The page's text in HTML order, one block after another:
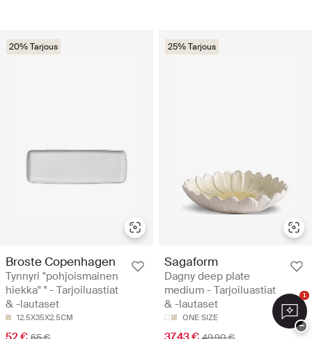
20% Tarjous
Broste Copenhagen
Tynnyri "pohjoismainen
hiekka" '' - Tarjoiluastiat
& -lautaset
12.5X35X2.5CM
25% Tarjous
Sagaform
Dagny deep plate
medium - Tarjoiluastiat
& -lautaset
ONE SIZE
1
−